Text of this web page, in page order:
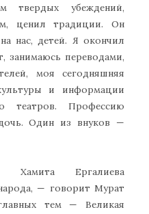
убеждений,
ценил традиции. Он
нас, детей. Я окончил
занимаюсь переводами,
моя сегодняшняя
и информации
театров. Профессию
Один из внуков —
Ергалиева
— говорит Мурат
тем — Великая